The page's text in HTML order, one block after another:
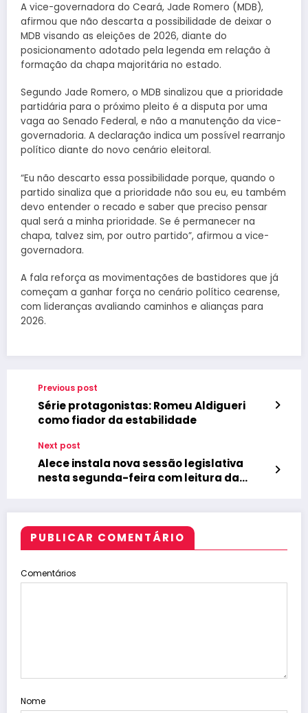
A vice-governadora do Ceará, Jade Romero (MDB),
afirmou que não descarta a possibilidade de deixar o
MDB visando as eleições de 2026, diante do
posicionamento adotado pela legenda em relação à
formação da chapa majoritária no estado.
Segundo Jade Romero, o MDB sinalizou que a prioridade
partidária para o próximo pleito é a disputa por uma
vaga ao Senado Federal, e não a manutenção da vice-
governadoria. A declaração indica um possível rearranjo
político diante do novo cenário eleitoral.
“Eu não descarto essa possibilidade porque, quando o
partido sinaliza que a prioridade não sou eu, eu também
devo entender o recado e saber que preciso pensar
qual será a minha prioridade. Se é permanecer na
chapa, talvez sim, por outro partido”, afirmou a vice-
governadora.
A fala reforça as movimentações de bastidores que já
começam a ganhar força no cenário político cearense,
com lideranças avaliando caminhos e alianças para
2026.
Previous post
Série protagonistas: Romeu Aldigueri
como fiador da estabilidade
Next post
Alece instala nova sessão legislativa
nesta segunda-feira com leitura da
PUBLICAR COMENTÁRIO
Comentários
Nome